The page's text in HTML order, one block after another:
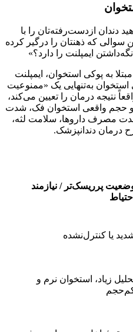
دندان از‌دست‌رفته‌تان را با
سوالی که ذهنتان را درگیر کرده
ایمپلنت را دارد؟»
به پوکی استخوان، ایمپلنت
استخوان به‌تنهایی یک «ممنوعیت
نتیجه درمان را تعیین می‌کند،
و حجم واقعی استخوان فک، شدت
مصرف داروها، سلامت لثه،
درمان دندانپزشک.
پرریسک‌تر / نیازمند
احتیاط
یا کنترل‌نشده
زیاد، استخوان نرم و